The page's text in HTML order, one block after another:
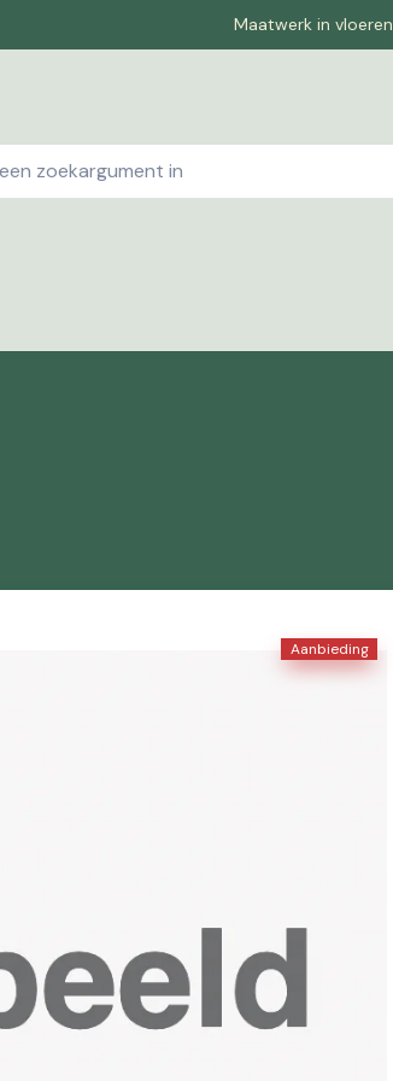
Maatwerk in vloeren
Aanbieding